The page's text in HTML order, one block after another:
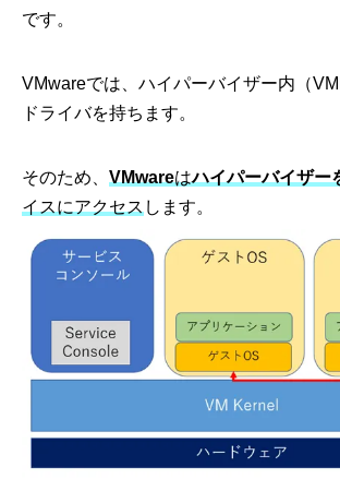
です。
VMwareでは、ハイパーバイザー内（
ドライバを持ちます。
そのため、 VMwareはハイパーバイザー
イスにアクセス します。